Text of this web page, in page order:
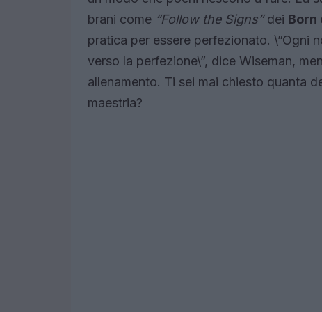
brani come “Follow the Signs”dei Born
pratica per essere perfezionato. \”Ogni
verso la perfezione\”, dice Wiseman,
allenamento. Ti sei mai chiesto quanta
maestria?